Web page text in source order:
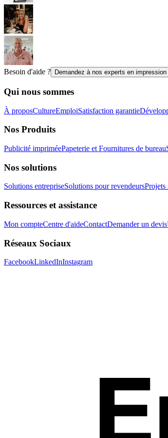
Besoin d'aide ? Demandez à nos experts en impression
Qui nous sommes
À proposCultureEmploiSatisfaction garantie
Nos Produits
Publicité impriméePapeterie et Fournitures de bureau
Nos solutions
Solutions entrepriseSolutions pour revendeursProjets
Ressources et assistance
Mon compteCentre d'aideContactDemander un devis
Réseaux Sociaux
FacebookLinkedInInstagram